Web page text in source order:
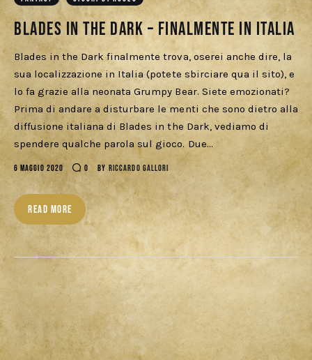
Blades in the Dark – Finalmente in Italia
Blades in the Dark finalmente trova, oserei anche dire, la
sua localizzazione in Italia (potete sbirciare qua il sito), e
lo fa grazie alla neonata Grumpy Bear. Siete emozionati?
Prima di andare a disturbare le menti che sono dietro alla
diffusione italiana di Blades in the Dark, vediamo di
spendere qualche parola sul gioco. Due…
6 MAGGIO 2020 0 BY RICCARDO GALLORI
READ MORE